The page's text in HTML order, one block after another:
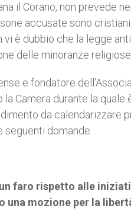
il Corano, non prevede
accusate sono
è dubbio che la legge
delle minoranze religiose.
e fondatore
Camera durante la quale
da calendarizzare
domande.
faro rispetto alle
una mozione per la